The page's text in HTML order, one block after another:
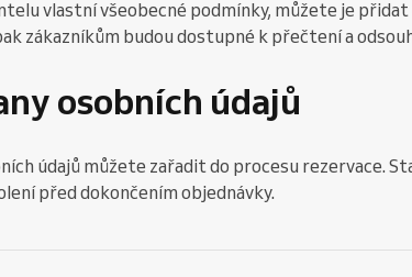
vlastní všeobecné podmínky, můžete je
zákazníkům budou dostupné k přečtení a
osobních údajů
údajů můžete zařadit do procesu rezervace.
před dokončením objednávky.